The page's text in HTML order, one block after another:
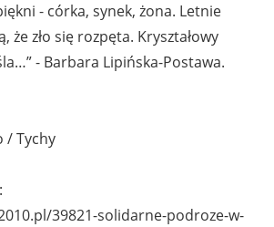
- córka, synek, żona. Letnie
że zło się rozpęta. Kryształowy
- Barbara Lipińska-Postawa.
/ Tychy
39821-solidarne-podroze-w-